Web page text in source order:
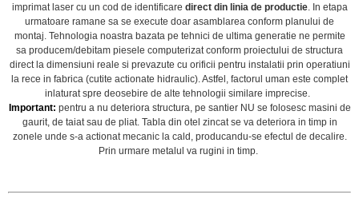
imprimat laser cu un cod de identificare direct din linia de productie. In etapa
urmatoare ramane sa se execute doar asamblarea conform planului de
montaj. Tehnologia noastra bazata pe tehnici de ultima generatie ne permite
sa producem/debitam piesele computerizat conform proiectului de structura
direct la dimensiuni reale si prevazute cu orificii pentru instalatii prin operatiuni
la rece in fabrica (cutite actionate hidraulic). Astfel, factorul uman este complet
inlaturat spre deosebire de alte tehnologii similare imprecise.
Important: pentru a nu deteriora structura, pe santier NU se folosesc masini de
gaurit, de taiat sau de pliat. Tabla din otel zincat se va deteriora in timp in
zonele unde s-a actionat mecanic la cald, producandu-se efectul de decalire.
Prin urmare metalul va rugini in timp.